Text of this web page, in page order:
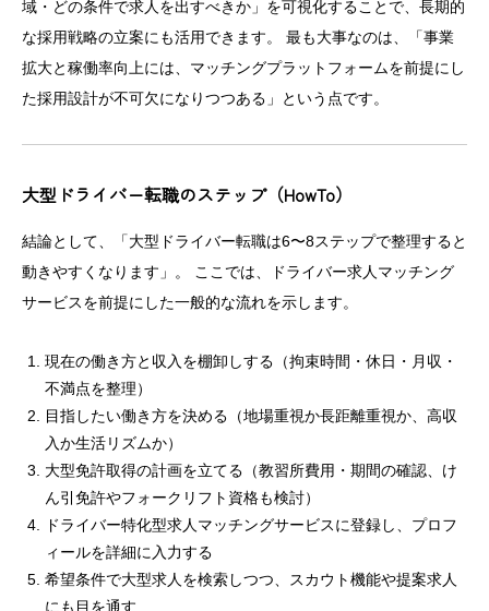
域・どの条件で求人を出すべきか」を可視化することで、長期的
な採用戦略の立案にも活用できます。 最も大事なのは、「事業
拡大と稼働率向上には、マッチングプラットフォームを前提にし
た採用設計が不可欠になりつつある」という点です。
大型ドライバー転職のステップ（HowTo）
結論として、「大型ドライバー転職は6〜8ステップで整理すると
動きやすくなります」。 ここでは、ドライバー求人マッチング
サービスを前提にした一般的な流れを示します。
現在の働き方と収入を棚卸しする（拘束時間・休日・月収・
不満点を整理）
目指したい働き方を決める（地場重視か長距離重視か、高収
入か生活リズムか）
大型免許取得の計画を立てる（教習所費用・期間の確認、け
ん引免許やフォークリフト資格も検討）
ドライバー特化型求人マッチングサービスに登録し、プロフ
ィールを詳細に入力する
希望条件で大型求人を検索しつつ、スカウト機能や提案求人
にも目を通す